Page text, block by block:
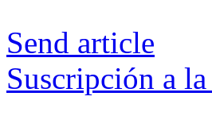
Send article
Suscripción a